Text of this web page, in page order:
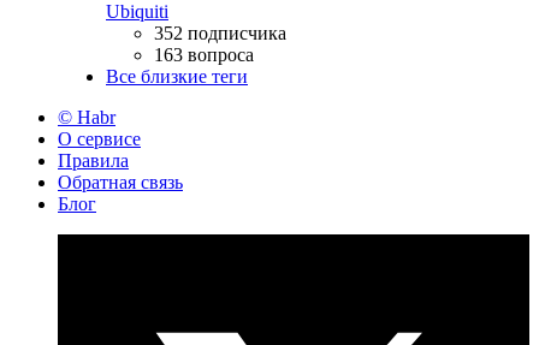
Ubiquiti
352 подписчика
163 вопроса
Все близкие теги
© Habr
О сервисе
Правила
Обратная связь
Блог